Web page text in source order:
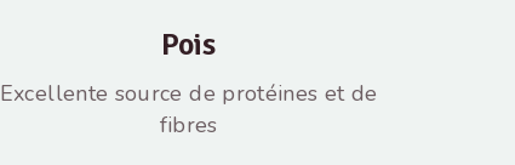
Pois
Excellente source de protéines et de
fibres